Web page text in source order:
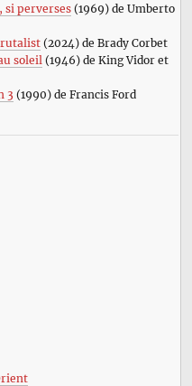
si perverses(1969) de Umberto
(2024) de Brady Corbet
soleil (1946) de King Vidor et
3 (1990) de Francis Ford